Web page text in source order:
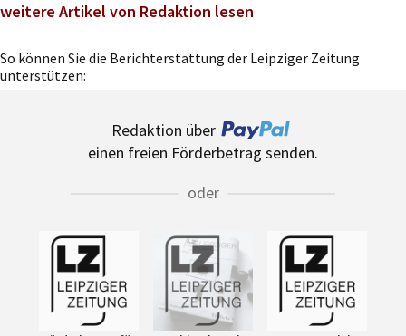
weitere Artikel von Redaktion lesen
So können Sie die Berichterstattung der Leipziger Zeitung
unterstützen:
Redaktion über
einen freien Förderbetrag senden.
oder